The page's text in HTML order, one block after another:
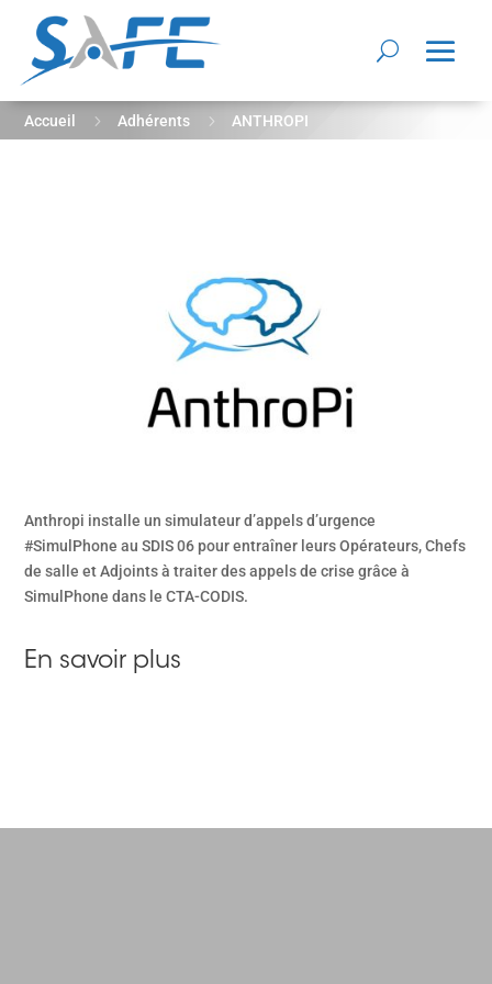
Accueil 5 Adhérents 5 ANTHROPI
Anthropi installe un simulateur d’appels d’urgence
#SimulPhone au SDIS 06 pour entraîner leurs Opérateurs, Chefs
de salle et Adjoints à traiter des appels de crise grâce à
SimulPhone dans le CTA-CODIS.
En savoir plus